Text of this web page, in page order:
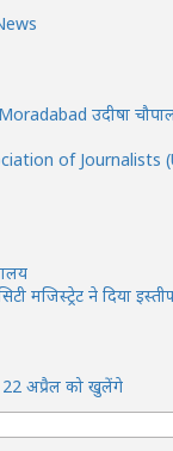
उदीषा
of Journalists
मजिस्ट्रेट ने दिया
22 अप्रैल को खुलेंगे